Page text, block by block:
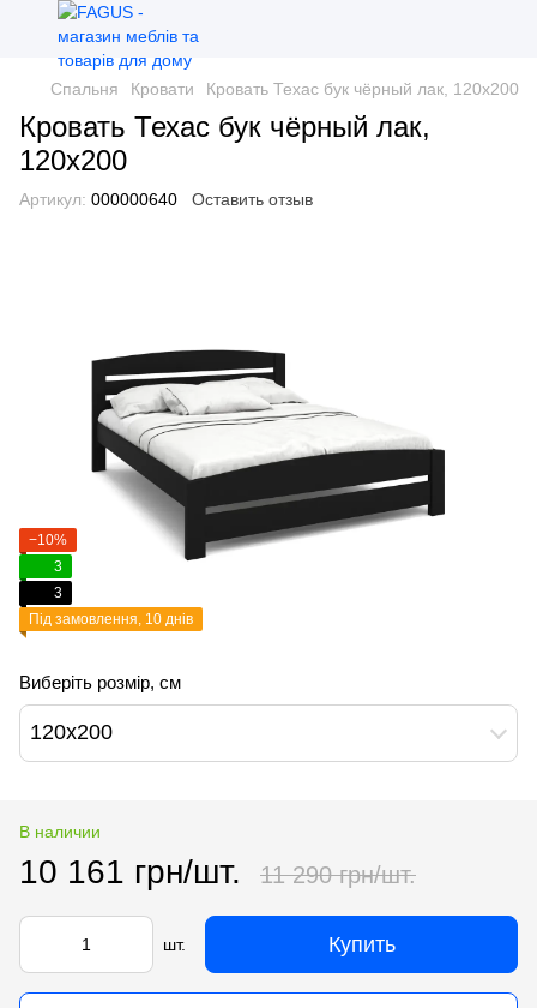
Спальня Кровати Кровать Техас бук чёрный лак, 120х200
Кровать Техас бук чёрный лак,
120х200
Артикул: 000000640 Оставить отзыв
−10%
3
3
Під замовлення, 10 днів
Виберіть розмір, см
120х200
В наличии
10 161 грн/шт. 11 290 грн/шт.
шт. Купить